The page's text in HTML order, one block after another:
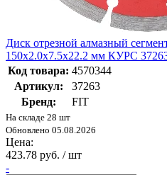
Диск отрезной алмазный
150х2.0х7.5х22.2 мм КУРС
Код товара: 4570344
Артикул:
37263
Бренд:
FIT
На складе 28 шт
Обновлено 05.08.2026
Цена:
423.78 руб. / шт
-